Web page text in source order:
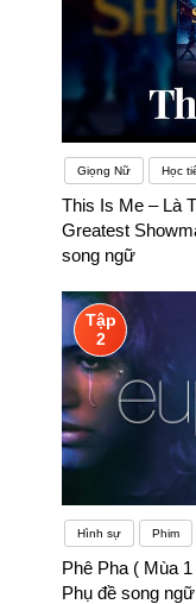
Giọng Nữ Học
This Is Me – Là
Greatest
song ngữ
Tập
2
Hình sự Phim
Phê Pha ( Mùa
Phụ đề song ngữ